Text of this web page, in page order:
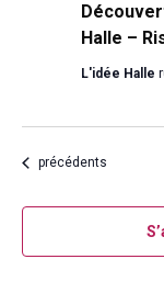
Halle –
L'idée Halle
Évènements
précédents